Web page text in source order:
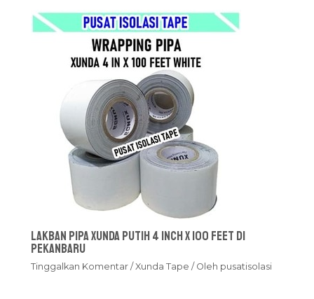
Lakban Pipa Xunda Putih 4 inch x 100 feet Di
Pekanbaru
Tinggalkan Komentar /Xunda Tape / Oleh pusatisolasi